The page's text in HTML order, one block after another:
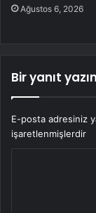
Ağustos 6, 2026
Bir yanıt yazın
E-posta adresiniz
işaretlenmişlerdir